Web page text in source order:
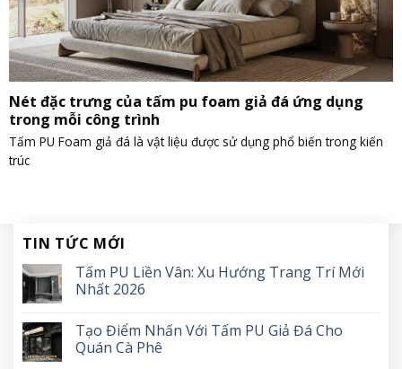
Nét đặc trưng của tấm pu foam giả đá ứng dụng
trong mỗi công trình
Tấm PU Foam giả đá là vật liệu được sử dụng phổ biến trong kiến
trúc
TIN TỨC MỚI
Tấm PU Liền Vân: Xu Hướng Trang Trí Mới
Nhất 2026
Tạo Điểm Nhấn Với Tấm PU Giả Đá Cho
Quán Cà Phê